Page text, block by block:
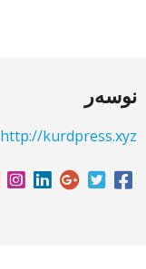
نوسەر
http://kurdpress.xyz